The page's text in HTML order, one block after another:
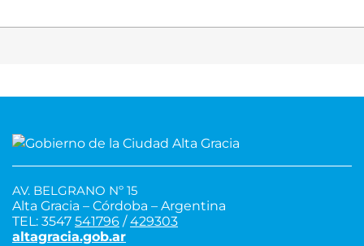
AV. BELGRANO Nº 15
Alta Gracia – Córdoba – Argentina
TEL: 3547 541796 /429303
altagracia.gob.ar